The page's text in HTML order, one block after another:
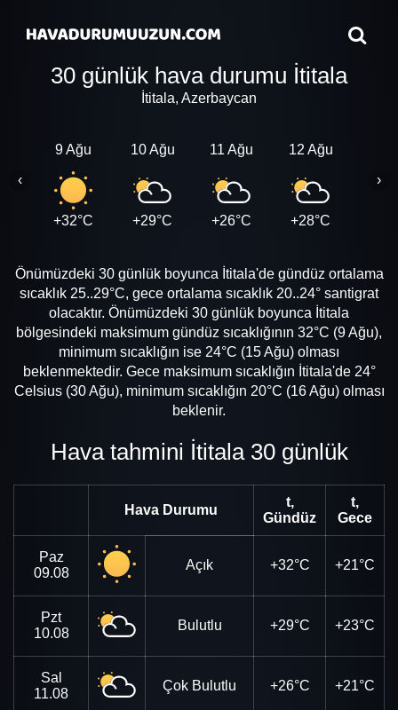
30 günlük hava durumu İtitala
İtitala, Azerbaycan
9 Ağu
+32°C
10 Ağu
+29°C
11 Ağu
+26°C
12 Ağu
+28°C
‹ ›
Önümüzdeki 30 günlük boyunca İtitala'de gündüz ortalama
sıcaklık 25..29°C, gece ortalama sıcaklık 20..24° santigrat
olacaktır. Önümüzdeki 30 günlük boyunca İtitala
bölgesindeki maksimum gündüz sıcaklığının 32°C (9 Ağu),
minimum sıcaklığın ise 24°C (15 Ağu) olması
beklenmektedir. Gece maksimum sıcaklığın İtitala'de 24°
Celsius (30 Ağu), minimum sıcaklığın 20°C (16 Ağu) olması
beklenir.
Hava tahmini İtitala 30 günlük
Hava Durumu
t,
Gündüz
t,
Gece
Paz
09.08
Açık +32°C +21°C
Pzt
10.08
Bulutlu +29°C +23°C
Sal
11.08
Çok Bulutlu +26°C +21°C